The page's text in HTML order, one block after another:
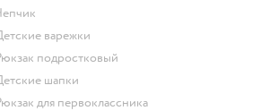
Чепчик
Детские варежки
Рюкзак подростковый
Детские шапки
Рюкзак для первоклассника